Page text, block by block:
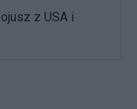
z USA i